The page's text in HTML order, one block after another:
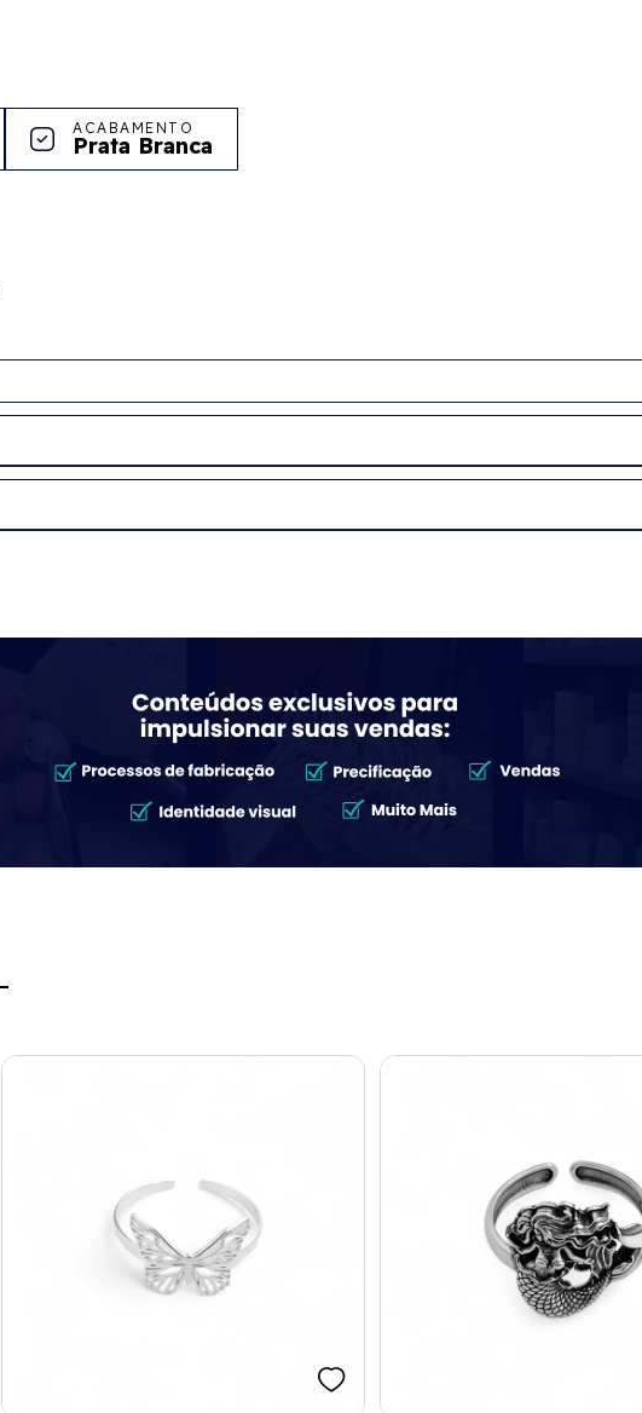
ACABAMENTO
Prata Branca